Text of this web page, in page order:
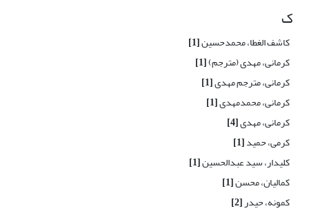
ک
کاشف الغطا، محمدحسین[1]
کرمانى‏، مهدى (مترجم)[1]
کرمانی، مترجم مهدی[1]
کرمانی، محمدمهدی[1]
کرمانی، مهدی[4]
کرمی، حمید[1]
کلیدار، سید عبدالحسین[1]
کمالیان، محسن[1]
کمونه، حیدر[2]